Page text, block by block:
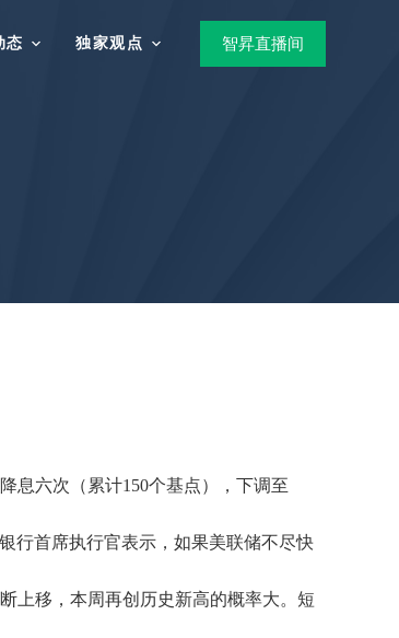
态 独家观点 智昇直播间
息六次（累计150个基点），下调至
行首席执行官表示，如果美联储不尽快
上移，本周再创历史新高的概率大。短